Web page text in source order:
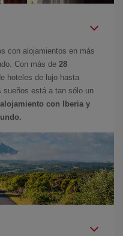
con alojamientos en más
Con más de 28
hoteles de lujo hasta
sueños está a tan sólo un
con Iberia y